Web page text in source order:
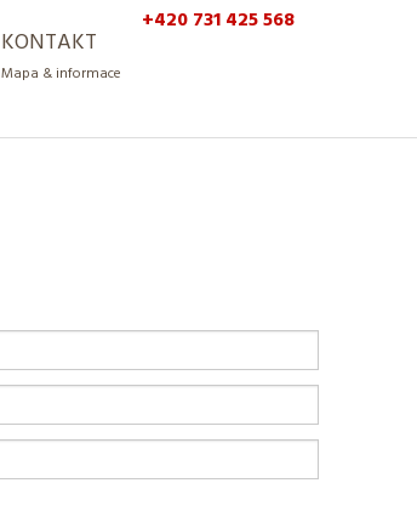
+420 731 425 568
KONTAKT
Mapa & informace